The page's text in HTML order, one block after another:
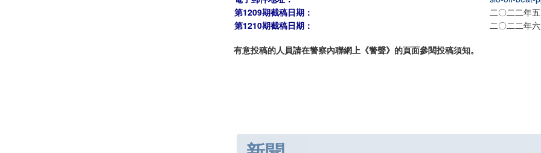
第1209期截稿日期：
二〇二二年
第1210期截稿日期：
二〇二二年
有意投稿的人員請在警察內聯網上《警聲》的頁面參閱投稿須知。